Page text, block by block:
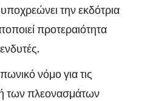
την εκδότρια
προτεραιότητα
νόμο για τις
των πλεονασμάτων